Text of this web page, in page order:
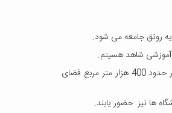
رونق جامعه می شود.
وی، تعداد خیرین آموزش عالی که در سامانه خیرین وزارت علوم ثبت نام کرده اند را 200 خیر و 25 واقف برشمرد و یادآورشد: تعداد خیرین بیش از این مقدار است و تاکنون در حدود 400 هزار متر مربع فضای
ها نیز حضور یابند.